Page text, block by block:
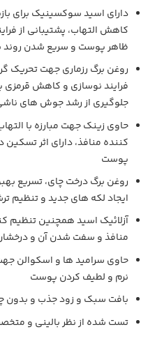
دارای اسید سوکسینیک برای
کاهش التهاب، پشتیبانی از
ظاهر پوست و سریع شدن
روغن برگ رزماری جهت تحریک
فرایند نوسازی و کاهش قرمزی
جلوگیری از رشد جوش های ناشی
حاوی زینک جهت مبارزه با
کننده منافذ، دارای اثر
پوست
روغن برگ درخت چای، تسریع
ایجاد لکه های جدید و تنظیم
آزلائیک اسید همچنین تنظیم
منافذ و سفت شدن آن و
حاوی سرامید ها و اسکوالن
نرم و لطیف کردن پوست
بافت سبک و زود جذب و
تست شده از نظر بالینی و